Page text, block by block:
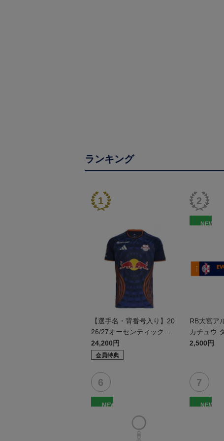
ランキング
【選手名・背番号入り】20
26/27オーセンティックユ
ニフォーム（フィールド1s
t）
24,200円
会員特典
NEW
RB大宮ア
カチュウ
2,500円
NEW NEW